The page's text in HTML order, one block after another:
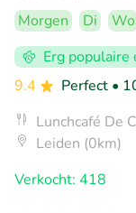
Morgen Di Wo
Erg populaire
9.4
Perfect •
Lunchcafé De
Leiden (0km)
Verkocht: 418